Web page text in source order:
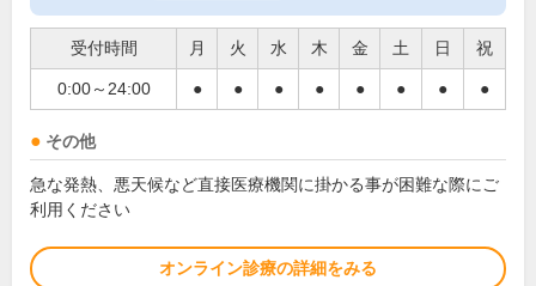
受付時間 月 火 水 木 金 土 日 祝
0:00～24:00 ● ● ● ● ● ● ● ●
その他
急な発熱、悪天候など直接医療機関に掛かる事が困難な際にご
利用ください
オンライン診療の詳細をみる